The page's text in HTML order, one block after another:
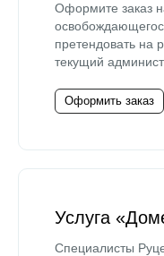
Оформите заказ
претендовать на
текущий
Оформить заказ
Услуга
Специалисты